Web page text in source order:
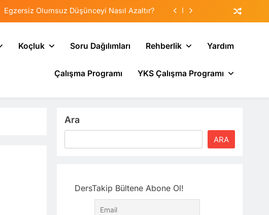
Egzersiz Olumsuz Düşünceyi Nasıl Azaltır?
Stresinde Veliler Çocuğa Nasıl Destek Olur?
Zorlantısı: Neden Geçmişi Tekrarlıyoruz?
Egzersiz Olumsuz Düşünceyi Nasıl Azaltır?
Sistematik Duyarsızlaştırma Terapisi
Koçluk Soru Dağılımları Rehberlik Yardım
Çalışma Programı YKS Çalışma Programı
Ara
ARA
DersTakip Bültene Abone Ol!